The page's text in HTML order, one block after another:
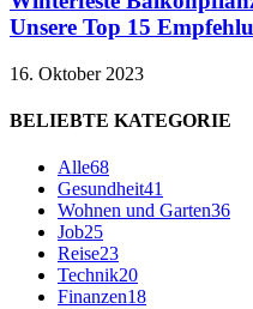
Unsere Top 15
16. Oktober 2023
BELIEBTE KATEGORIE
Alle68
Gesundheit41
Wohnen und Garten36
Job25
Reise23
Technik20
Finanzen18